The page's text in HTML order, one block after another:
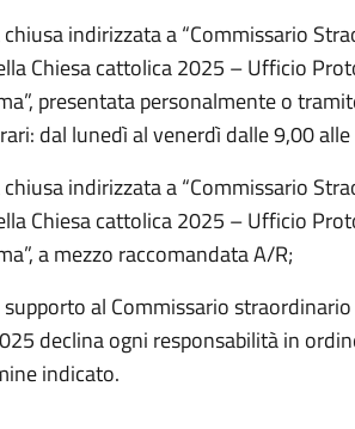
indirizzata a “Commissario
Chiesa cattolica 2025 – Ufficio
presentata personalmente o
dal lunedì al venerdì dalle 9,00
indirizzata a “Commissario
Chiesa cattolica 2025 – Ufficio
a mezzo raccomandata A/R;
supporto al Commissario
declina ogni responsabilità in
indicato.